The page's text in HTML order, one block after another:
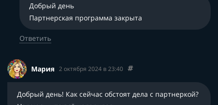
Добрый день
Партнерская программа закрыта
Ответить
Мария 2 октября 2024 в 23:40
Добрый день! Как сейчас обстоят дела с партнеркой?